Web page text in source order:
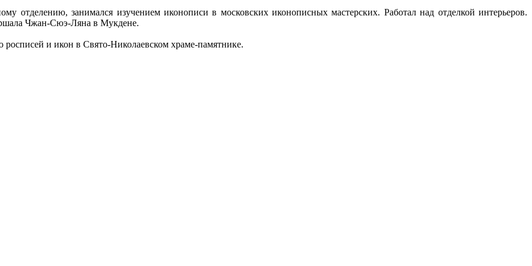
занимался изучением иконописи в московских иконописных мастерских. Работал над отделкой интерьеров.
Чжан-Сюэ-Ляна в Мукдене.
и икон в Свято-Николаевском храме-памятнике.